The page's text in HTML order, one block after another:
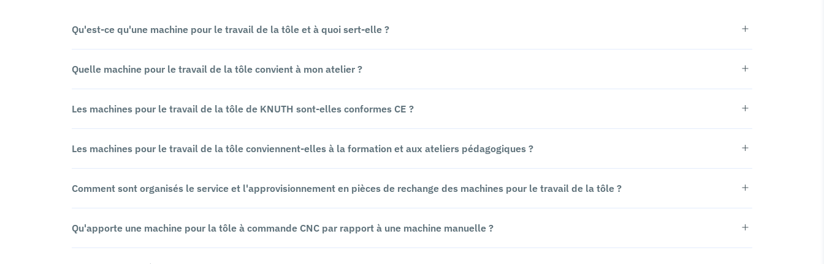
Qu'est-ce qu'une machine pour le travail de la tôle et à quoi sert-elle ?
Quelle machine pour le travail de la tôle convient à mon atelier ?
Les machines pour le travail de la tôle de KNUTH sont-elles conformes CE ?
Les machines pour le travail de la tôle conviennent-elles à la formation et aux ateliers pédagogiques ?
Comment sont organisés le service et l'approvisionnement en pièces de rechange des machines pour le travail de la tôle ?
Qu'apporte une machine pour la tôle à commande CNC par rapport à une machine manuelle ?